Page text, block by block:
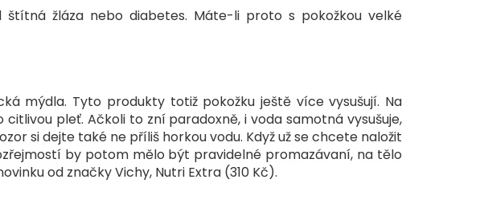
žláza nebo diabetes. Máte-li proto s pokožkou velké
mýdla. Tyto produkty totiž pokožku ještě více vysušují. Na
pleť. Ačkoli to zní paradoxně, i voda samotná vysušuje,
si dejte také ne příliš horkou vodu. Když už se chcete naložit
by potom mělo být pravidelné promazávaní, na tělo
od značky Vichy, Nutri Extra (310 Kč).